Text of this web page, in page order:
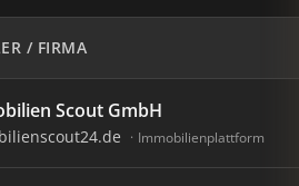
/ FIRMA
Scout GmbH
Immobilienplattform